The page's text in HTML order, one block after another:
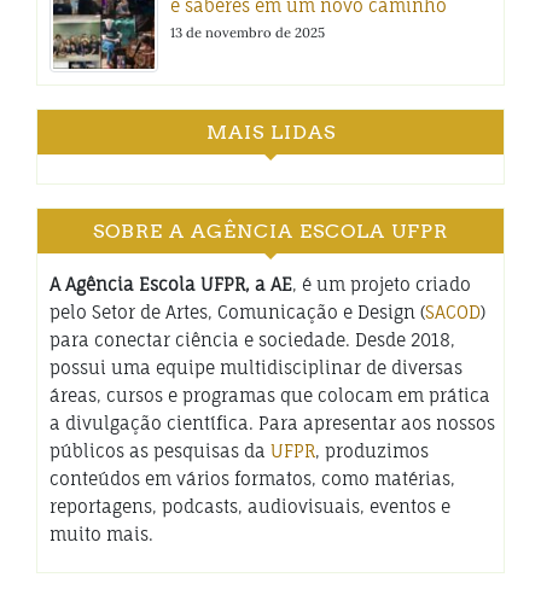
e saberes em um novo caminho
13 de novembro de 2025
MAIS LIDAS
SOBRE A AGÊNCIA ESCOLA UFPR
A Agência Escola UFPR, a AE, é um projeto criado
pelo Setor de Artes, Comunicação e Design (SACOD)
para conectar ciência e sociedade. Desde 2018,
possui uma equipe multidisciplinar de diversas
áreas, cursos e programas que colocam em prática
a divulgação científica. Para apresentar aos nossos
públicos as pesquisas da UFPR, produzimos
conteúdos em vários formatos, como matérias,
reportagens, podcasts, audiovisuais, eventos e
muito mais.